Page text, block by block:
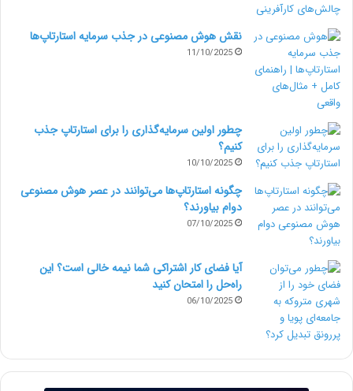
پارامترهای نوشته شده بیشتر شود.همچنین می توانید
پارامترهای بدون مقدار را که مان عملکرد درست برنامه
ابزارهای کنترل قابل اعتماد را معرفی کرده است که با
کند.توصیه می شود precondition ها به هنگان دیباگ
کردن ، خط به خط کنید تا تشخیص خط های معیوب
برایتان راحت تر شود.
4. از قابلیت تغییر پذیری object
است. خیلی راحت می توان متغیرهایش را تغییر داد.
نقش هوش مصنوعی در جذب سرمایه استارتاپ‌ها
11/10/2025
چطور اولین سرمایه‌گذاری را برای استارتاپ جذب
کنیم؟
10/10/2025
چگونه استارتاپ‌ها می‌توانند در عصر هوش مصنوعی
دوام بیاورند؟
07/10/2025
آیا فضای کار اشتراکی شما نیمه‌ خالی است؟ این
راه‌حل را امتحان کنید
06/10/2025